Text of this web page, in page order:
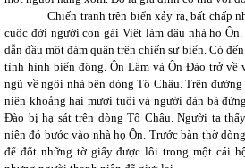
Chiến tranh trên biển xảy ra, bất chấp
cuộc đời người con gái Việt làm dâu nhà họ
dẫn đầu một đám quân trên chiến sự biển. Có
tình hình biển đông. Ôn Lâm và Ôn Đào trở
ngũ về ngôi nhà bên dòng Tô Châu. Trên
niên khoảng hai mươi tuổi và người đàn bà
Đào bị hạ sát trên dòng Tô Châu. Người ta
niên đó bước vào nhà họ Ôn. Trước bàn thờ
để đốt những tờ giấy được lôi trong một cái